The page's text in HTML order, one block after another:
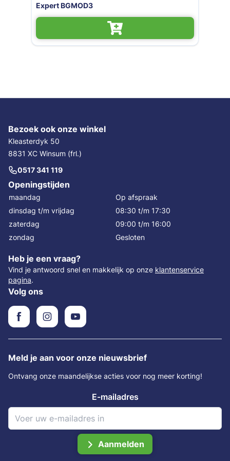
Expert BGMOD4
Bezoek ook onze winkel
Kleasterdyk 50
8831 XC Winsum (frl.)
0517 341 119
Openingstijden
maandag
Op afspraak
dinsdag t/m vrijdag
08:30 t/m 17:30
zaterdag
09:00 t/m 16:00
zondag
Gesloten
Heb je een vraag?
Vind je antwoord snel en makkelijk op onze klantenservice
pagina.
Volg ons
Meld je aan voor onze nieuwsbrief
Ontvang onze maandelijkse acties voor nog meer korting!
E-mailadres
Aanmelden